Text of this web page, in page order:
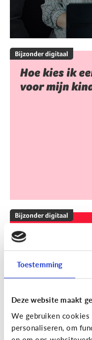
Toestemming
Deze website maakt
We gebruiken
personaliseren, om
Bijzonder digitaal
Hoe kies ik
voor mijn
Bijzonder digitaal
Mijn kind is
Welke apps
kunnen